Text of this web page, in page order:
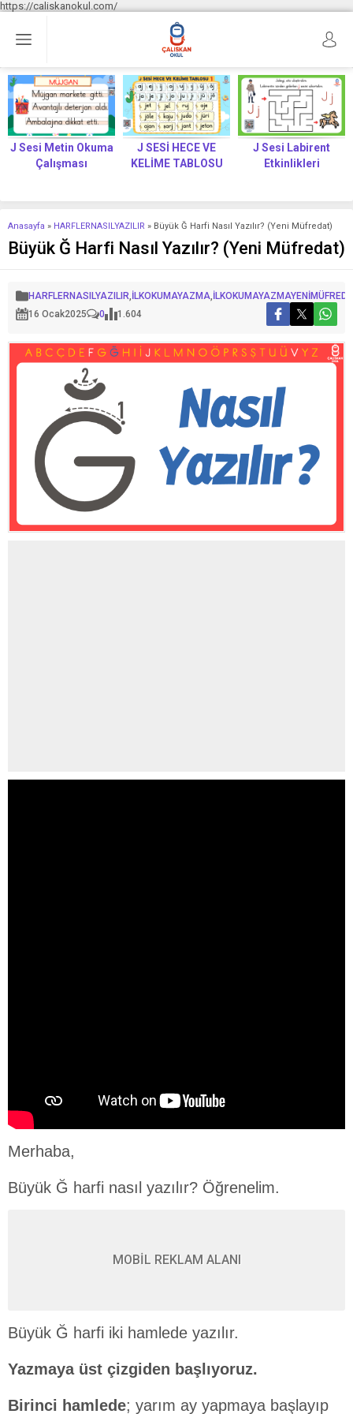
https://caliskanokul.com/
J Sesi Metin Okuma
Çalışması
J SESİ HECE VE
KELİME TABLOSU
J Sesi Labirent
Etkinlikleri
Anasayfa » HARFLERNASILYAZILIR » Büyük Ğ Harfi Nasıl Yazılır? (Yeni Müfredat)
Büyük Ğ Harfi Nasıl Yazılır? (Yeni Müfredat)
HARFLERNASILYAZILIR,İLKOKUMAYAZMA,
16 Ocak2025 0 1.604
Merhaba,
Büyük Ğ harfi nasıl yazılır? Öğrenelim.
MOBİL REKLAM ALANI
Büyük Ğ harfi iki hamlede yazılır.
Yazmaya üst çizgiden başlıyoruz.
Birinci hamlede; yarım ay yapmaya başlayıp